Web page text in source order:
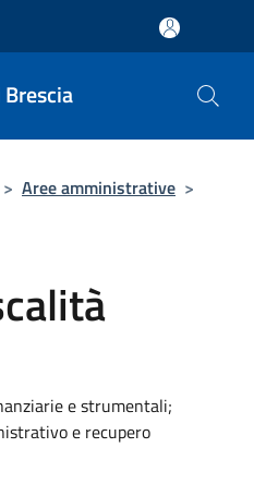
> Aree amministrative >
e strumentali;
e recupero